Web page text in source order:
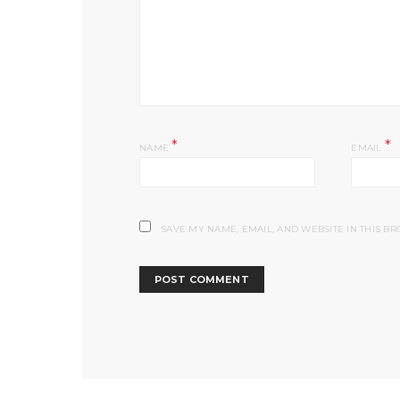
NAME * EMAIL *
SAVE MY NAME, EMAIL, AND WEBSITE IN THIS